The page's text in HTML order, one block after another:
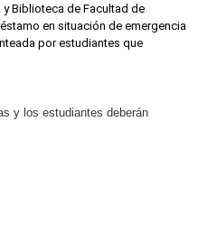
Biblioteca de Facultad de
en situación de emergencia
por estudiantes que
y los estudiantes deberán